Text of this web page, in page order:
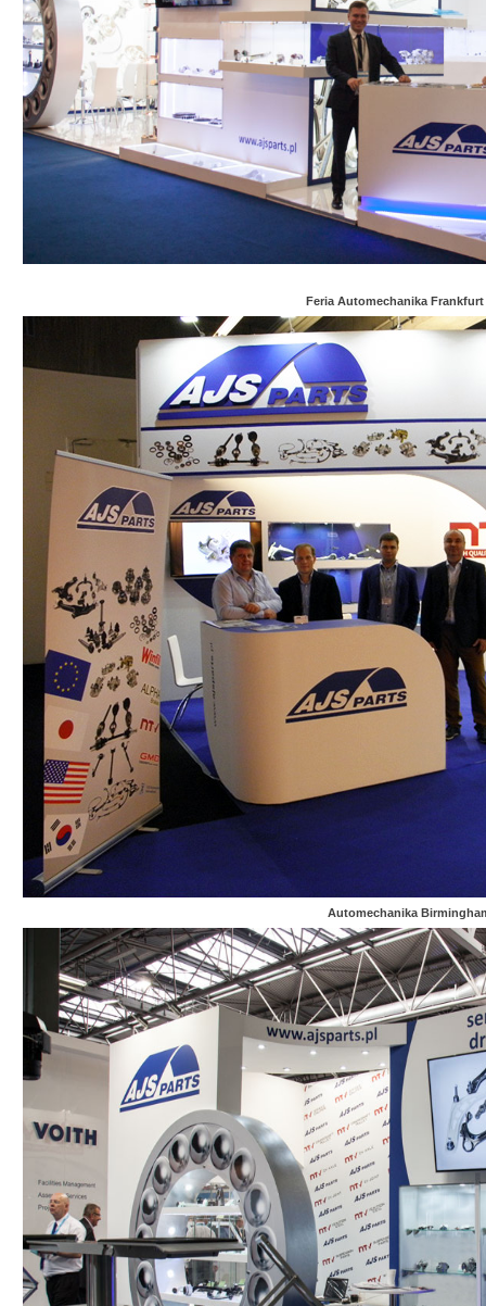
Feria Automechanika Frankfurt
Automechanika